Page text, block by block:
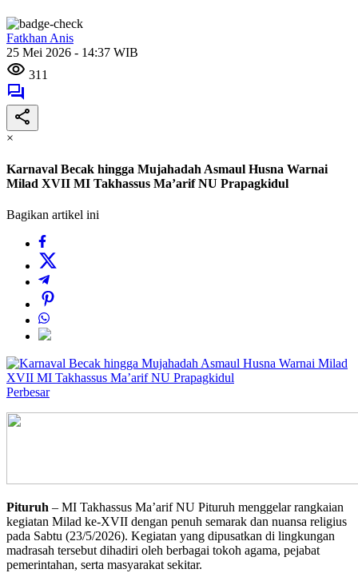
Fatkhan Anis
25 Mei 2026 - 14:37 WIB
311
×
Karnaval Becak hingga Mujahadah Asmaul Husna Warnai
Milad XVII MI Takhassus Ma’arif NU Prapagkidul
Bagikan artikel ini
Perbesar
Pituruh – MI Takhassus Ma’arif NU Pituruh menggelar rangkaian
kegiatan Milad ke-XVII dengan penuh semarak dan nuansa religius
pada Sabtu (23/5/2026). Kegiatan yang dipusatkan di lingkungan
madrasah tersebut dihadiri oleh berbagai tokoh agama, pejabat
pemerintahan, serta masyarakat sekitar.